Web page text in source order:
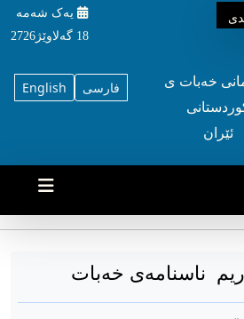
یه‌ک شه‌مه‌
18 گه‌لاوێژ2726
English فارسی
خه‌بات ی
ئێران
ناسنامەی خەبات